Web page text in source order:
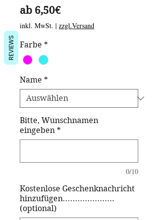
ab 6,50€Sale-
Preis
inkl. MwSt. | zzgl.Versand
Farbe *
Name *
Bitte, Wunschnamen
eingeben *
0/10
Kostenlose Geschenknachricht
hinzufügen.....................
(optional)
REVIEWS